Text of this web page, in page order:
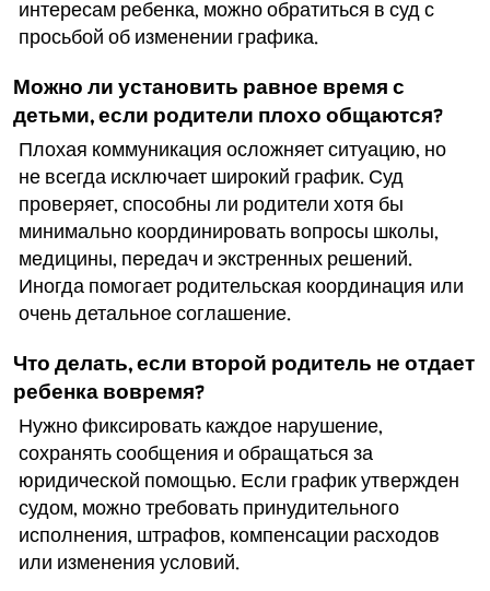
интересам ребенка, можно обратиться в суд с
просьбой об изменении графика.
Можно ли установить равное время с
детьми, если родители плохо общаются?
Плохая коммуникация осложняет ситуацию, но
не всегда исключает широкий график. Суд
проверяет, способны ли родители хотя бы
минимально координировать вопросы школы,
медицины, передач и экстренных решений.
Иногда помогает родительская координация или
очень детальное соглашение.
Что делать, если второй родитель не отдает
ребенка вовремя?
Нужно фиксировать каждое нарушение,
сохранять сообщения и обращаться за
юридической помощью. Если график утвержден
судом, можно требовать принудительного
исполнения, штрафов, компенсации расходов
или изменения условий.